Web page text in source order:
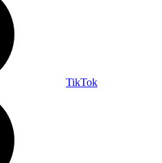
TikTok